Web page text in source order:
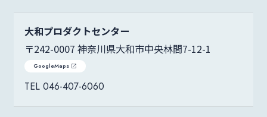
大和プロダクトセンター
〒242-0007 神奈川県大和市中央林間7-12-1
GoogleMaps
046-407-6060